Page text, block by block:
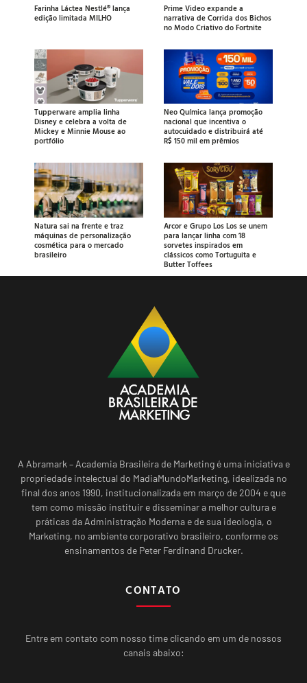
Farinha Láctea Nestlé® lança
edição limitada MILHO
Prime Video expande a
narrativa de Corrida dos Bichos
no Modo Criativo do Fortnite
Tupperware amplia linha
Disney e celebra a volta de
Mickey e Minnie Mouse ao
portfólio
Neo Química lança promoção
nacional que incentiva o
autocuidado e distribuirá até
R$ 150 mil em prêmios
Natura sai na frente e traz
máquinas de personalização
cosmética para o mercado
brasileiro
Arcor e Grupo Los Los se unem
para lançar linha com 18
sorvetes inspirados em
clássicos como Tortuguita e
Butter Toffees
A Abramark – Academia Brasileira de Marketing é uma iniciativa e
propriedade intelectual do MadiaMundoMarketing, idealizada no
final dos anos 1990, institucionalizada em março de 2004 e que
tem como missão instituir e disseminar a melhor cultura e
práticas da Administração Moderna e de sua ideologia, o
Marketing, no ambiente corporativo brasileiro, conforme os
ensinamentos de Peter Ferdinand Drucker.
CONTATO
Entre em contato com nosso time clicando em um de nossos
canais abaixo: